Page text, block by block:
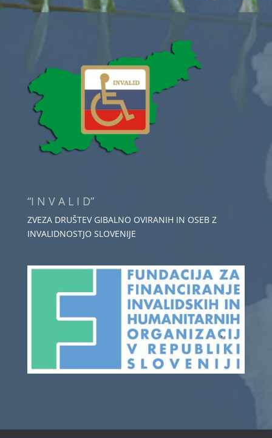
“I N V A L I D”
ZVEZA DRUŠTEV GIBALNO OVIRANIH IN OSEB Z
INVALIDNOSTJO SLOVENIJE